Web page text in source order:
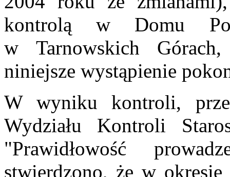
kontrolą w Domu
w Tarnowskich
niniejsze wystąpienie
W wyniku kontroli,
Wydziału Kontroli
"Prawidłowość
stwierdzono, że w